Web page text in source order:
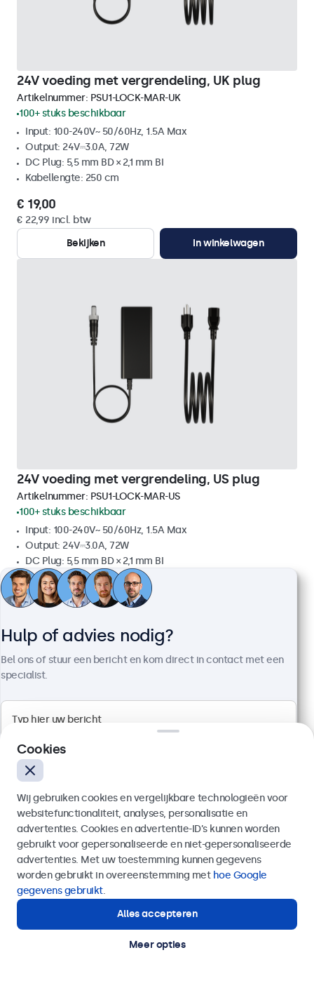
24V voeding met vergrendeling, UK plug
Artikelnummer: PSU1-LOCK-MAR-UK
100+ stuks beschikbaar
Input: 100-240V~ 50/60Hz, 1.5A Max
Output: 24V⎓3.0A, 72W
DC Plug: 5,5 mm BD × 2,1 mm BI
Kabellengte: 250 cm
€ 19,00
€ 22,99 incl. btw
Bekijken
In winkelwagen
24V voeding met vergrendeling, US plug
Artikelnummer: PSU1-LOCK-MAR-US
100+ stuks beschikbaar
Input: 100-240V~ 50/60Hz, 1.5A Max
Output: 24V⎓3.0A, 72W
DC Plug: 5,5 mm BD × 2,1 mm BI
Kabellengte: 250 cm
€ 19,00
Bekijken
Infrarood kabel - 1m
Artikelnummer:IRC7
IR verlengkabel
Snel en eenvoudig te installeren
Hulp of advies nodig?
Bel ons of stuur een bericht en kom direct in contact met een
specialist.
Verzenden
Of bel ons op
Hulp of advies nodig?
Direct contact met een specialist.
Cookies
Wij gebruiken cookies en vergelijkbare technologieën voor
websitefunctionaliteit, analyses, personalisatie en
advertenties. Cookies en advertentie-ID’s kunnen worden
gebruikt voor gepersonaliseerde en niet-gepersonaliseerde
advertenties. Met uw toestemming kunnen gegevens
worden gebruikt in overeenstemming met hoe Google
gegevens gebruikt.
Alles accepteren
Meer opties